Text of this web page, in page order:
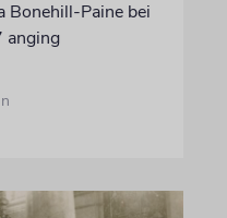
Bonehill-Paine bei
anging